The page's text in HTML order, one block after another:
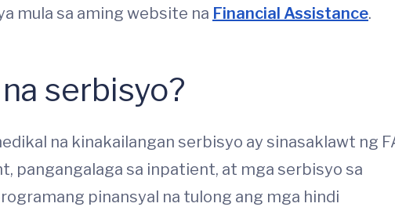
mula sa aming website na Financial Assistance.
serbisyo?
na kinakailangan serbisyo ay sinasaklawt ng
pangangalaga sa inpatient, at mga serbisyo sa
pinansyal na tulong ang mga hindi